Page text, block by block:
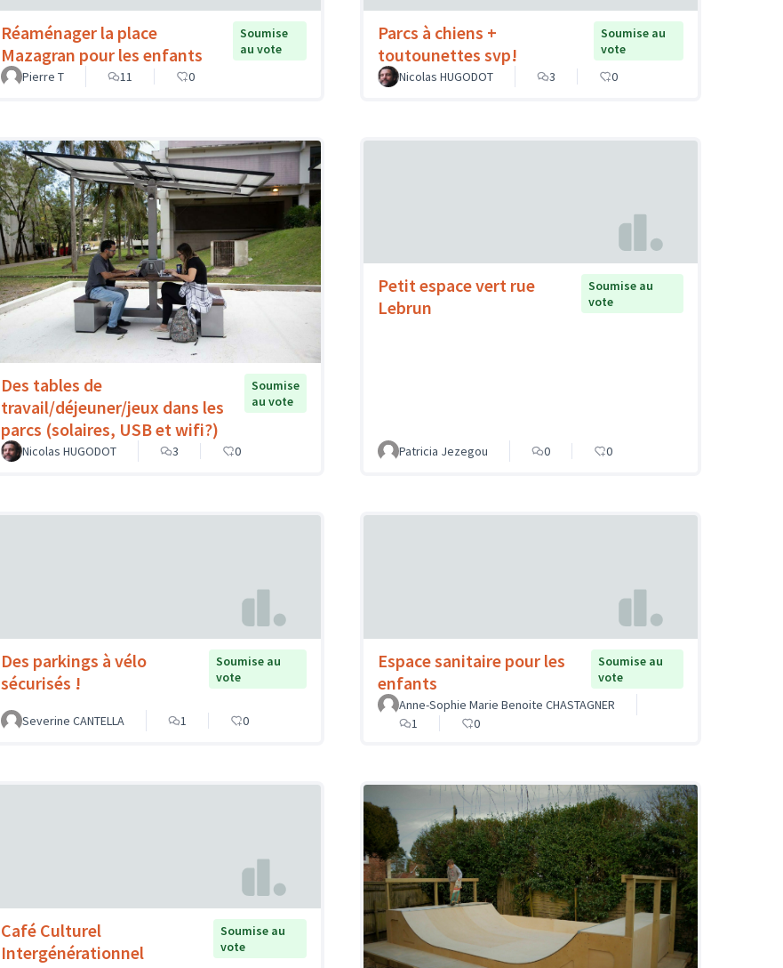
Réaménager la place
Mazagran pour les enfants
Soumise
au vote
Pierre T
11 0
Parcs à chiens +
toutounettes svp!
Soumise au
vote
Nicolas HUGODOT
3 0
Des tables de
travail/déjeuner/jeux dans les
parcs (solaires, USB et wifi?)
Soumise
au vote
Nicolas HUGODOT 3 0
Petit espace vert rue
Lebrun
Soumise au
vote
Patricia Jezegou 0 0
Des parkings à vélo
sécurisés !
Soumise au
vote
Severine CANTELLA 1 0
Espace sanitaire pour les
enfants
Soumise au
vote
Anne-Sophie Marie Benoite CHASTAGNER
1
0
Café Culturel
Intergénérationnel
Soumise au
vote